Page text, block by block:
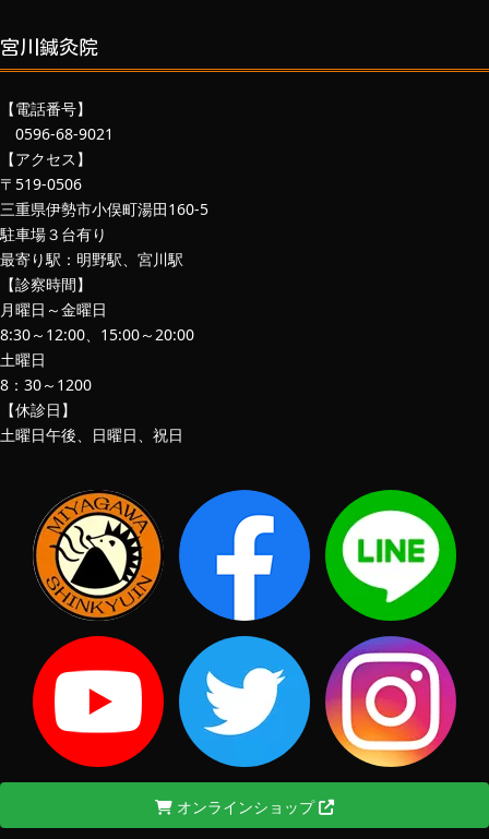
宮川鍼灸院
【電話番号】
0596-68-9021
【アクセス】
〒519-0506
三重県伊勢市小俣町湯田160-5
駐車場３台有り
最寄り駅：明野駅、宮川駅
【診察時間】
月曜日～金曜日
8:30～12:00、15:00～20:00
土曜日
8：30～1200
【休診日】
土曜日午後、日曜日、祝日
オンラインショップ